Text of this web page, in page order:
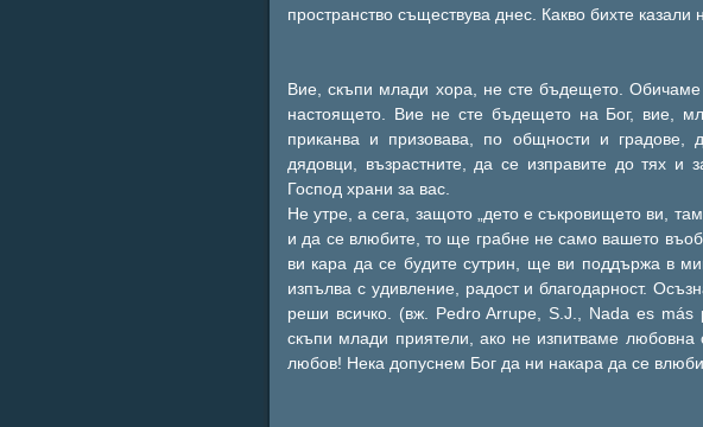
пространство съществува днес. Какво бихте казали
Вие, скъпи млади хора, не сте бъдещето.
настоящето. Вие не сте бъдещето на Бог, вие,
приканва и призовава, по общности и
дядовци, възрастните, да се изправите до тях и
Господ храни за вас.
Не утре, а сега, защото „дето е съкровището ви,
и да се влюбите, то ще грабне не само вашето
ви кара да се будите сутрин, ще ви поддържа в
изпълва с удивление, радост и благодарност.
реши всичко. (вж. Pedro Arrupe, S.J., Nada es
скъпи млади приятели, ако не изпитваме
любов! Нека допуснем Бог да ни накара да се